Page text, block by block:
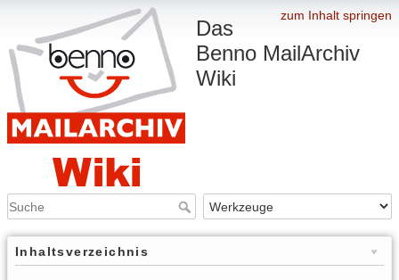
zum Inhalt springen
Das
Benno MailArchiv
Wiki
Inhaltsverzeichnis